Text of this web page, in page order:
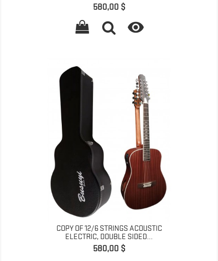
Preis
580,00 $

COPY OF 12/6 STRINGS ACOUSTIC
ELECTRIC, DOUBLE SIDED...
Preis
580,00 $